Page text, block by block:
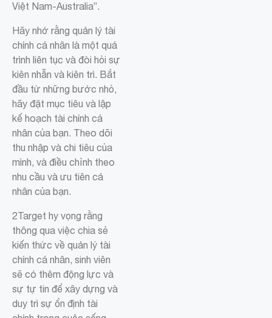
Việt Nam-Australia”.
Hãy nhớ rằng quản lý tài
chính cá nhân là một quá
trình liên tục và đòi hỏi sự
kiên nhẫn và kiên trì. Bắt
đầu từ những bước nhỏ,
hãy đặt mục tiêu và lập
kế hoạch tài chính cá
nhân của bạn. Theo dõi
thu nhập và chi tiêu của
mình, và điều chỉnh theo
nhu cầu và ưu tiên cá
nhân của bạn.
2Target hy vọng rằng
thông qua việc chia sẻ
kiến thức về quản lý tài
chính cá nhân, sinh viên
sẽ có thêm động lực và
sự tự tin để xây dựng và
duy trì sự ổn định tài